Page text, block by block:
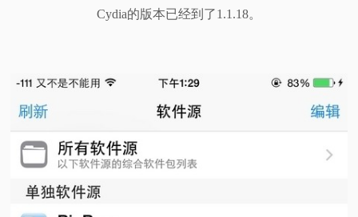
Cydia的版本已经到了1.1.18。